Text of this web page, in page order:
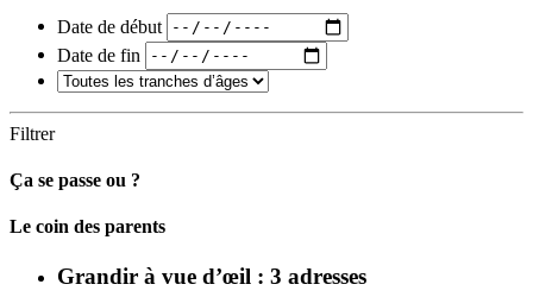
Date de début
Date de fin
Filtrer
Ça se passe ou ?
Carto
Le coin des parents
Grandir à vue d’œil : 3 adresses